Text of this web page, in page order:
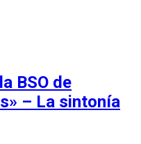
BSO de
– La sintonía